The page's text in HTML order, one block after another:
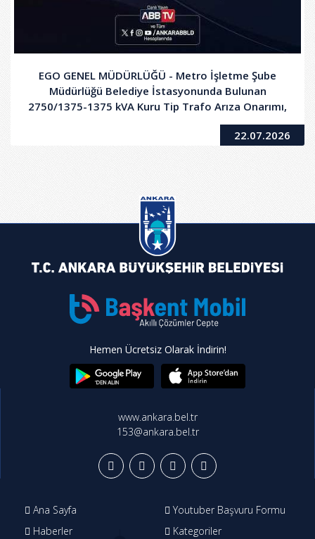
EGO GENEL MÜDÜRLÜĞÜ - Metro İşletme Şube
Müdürlüğü Belediye İstasyonunda Bulunan
2750/1375-1375 kVA Kuru Tip Trafo Arıza Onarımı,
Bakımı ve Devreye Alınması Hizmet Alımı İşi
22.07.2026
Hemen Ücretsiz Olarak İndirin!
www.ankara.bel.tr
153@ankara.bel.tr
Ana Sayfa
Youtuber Başvuru Formu
Haberler
Kategoriler